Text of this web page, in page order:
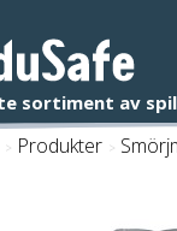
/ Produkter /